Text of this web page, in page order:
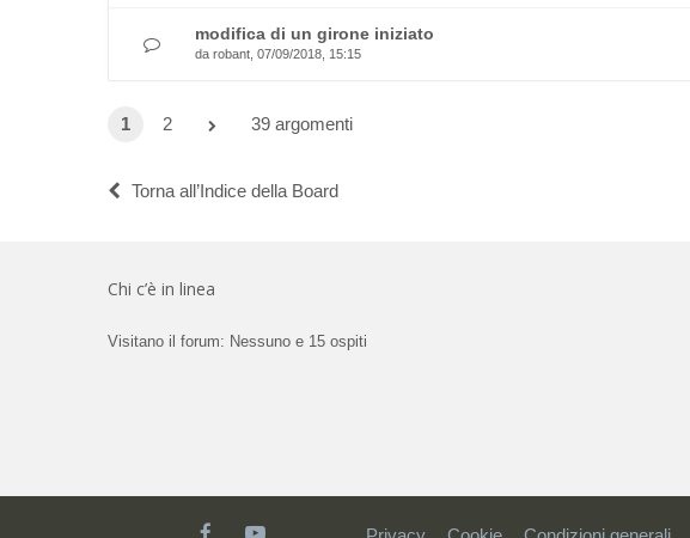
modifica di un girone iniziato
da robant , 07/09/2018, 15:15
1 2 39 argomenti
Torna all’Indice della Board
Chi c’è in linea
Visitano il forum: Nessuno e 15 ospiti